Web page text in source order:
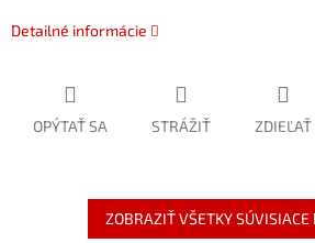
Detailné informácie
OPÝTAŤ SA STRÁŽIŤ ZDIEĽAŤ
ZOBRAZIŤ VŠETKY SÚVISIACE